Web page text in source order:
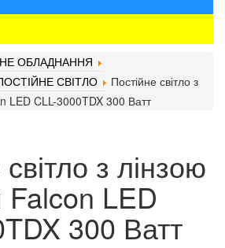
ОБЛАДНАННЯ
СВІТЛО
Постійне світло з
LED CLL-3000TDX 300 Ватт
з лінзою
LED
300 Ватт